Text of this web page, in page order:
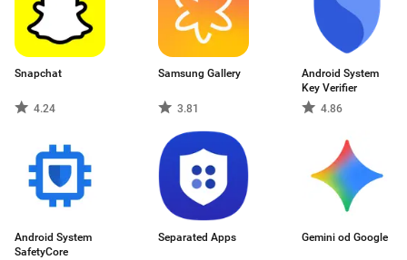
Snapchat
4.24
Samsung Gallery
3.81
Android System
Key Verifier
4.86
Android System
SafetyCore
Separated Apps Gemini od Google